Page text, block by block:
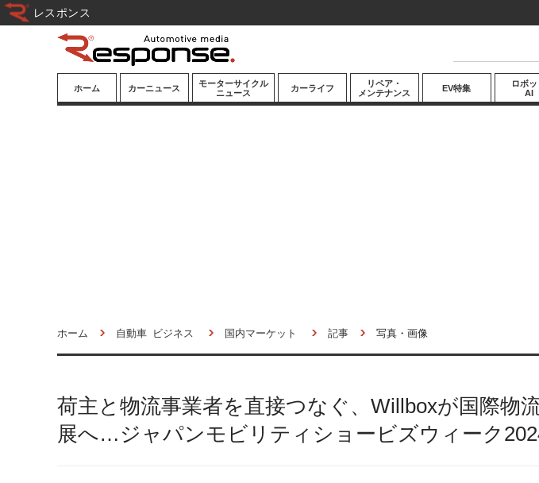
ホーム カーニュース
モーターサイクル
ニュース
カーライフ
リペア・
メンテナンス
EV特集
ロボッ
AI
ホーム 自動車 ビジネス 国内マーケット 記事 写真・画像
荷主と物流事業者を直接つなぐ、Willboxが国際物
展へ…ジャパンモビリティショービズウィーク
レスポンス